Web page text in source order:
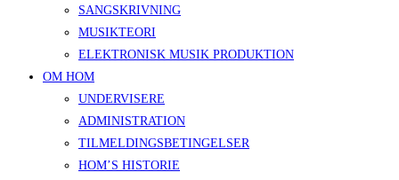
SANGSKRIVNING
MUSIKTEORI
ELEKTRONISK MUSIK PRODUKTION
OM HOM
UNDERVISERE
ADMINISTRATION
TILMELDINGSBETINGELSER
HOM’S HISTORIE